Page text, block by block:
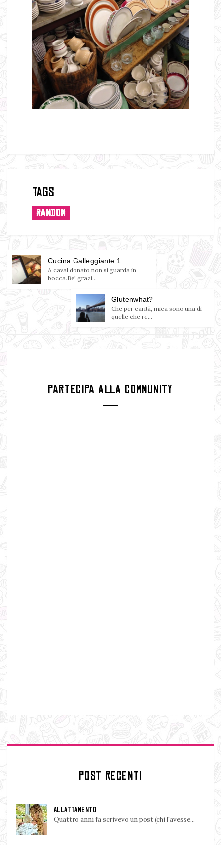
Tags
RANDOM
Cucina Galleggiante 1
A caval donato non si guarda in
bocca.Be' grazi...
Glutenwhat?
Che per carità, mica sono una di
quelle che ro...
PARTECIPA ALLA COMMUNITY
POST RECENTI
ALLATTAMENTO
Quattro anni fa scrivevo un post (chi l'avesse...